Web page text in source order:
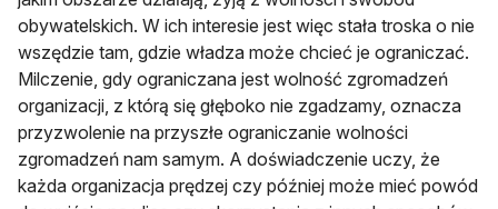
obywatelskich. W ich interesie jest więc stała troska o nie
wszędzie tam, gdzie władza może chcieć je ograniczać.
Milczenie, gdy ograniczana jest wolność zgromadzeń
organizacji, z którą się głęboko nie zgadzamy, oznacza
przyzwolenie na przyszłe ograniczanie wolności
zgromadzeń nam samym. A doświadczenie uczy, że
każda organizacja prędzej czy później może mieć powód